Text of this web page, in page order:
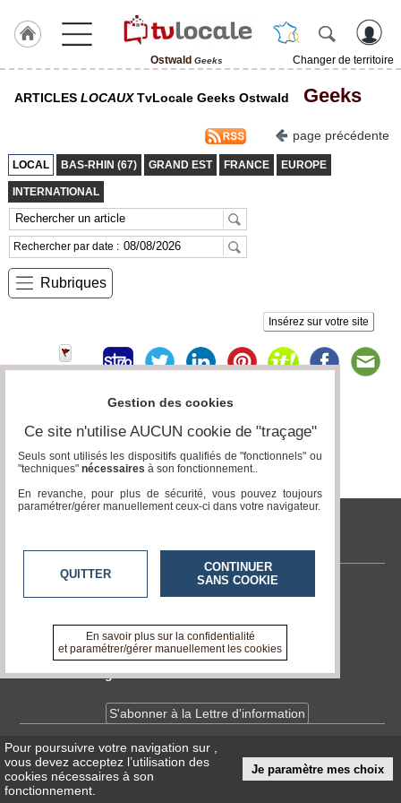
Ostwald Geeks
Changer de territoire
Ostwald
TvLocale
France
Accueil
RUBRIQUES
Gazette
Médias
du
groupe
Blogs
Prémium
ARTICLES LOCAUXTvLocale Geeks Ostwald Geeks
page précédente
LOCAL BAS-RHIN (67) GRAND EST FRANCE EUROPE
INTERNATIONAL
Rechercher par date :
Rubriques
Insérez sur votre site
tvlocale.fr
Contactez-nous
A propos de tvlocale.fr
Devenir délégué
S'abonner à la Lettre d'information
InfosCNIL/RGPD
Conditions Générales d'Utilisation
Pour poursuivre votre navigation sur
vous devez acceptez l’utilisation des
cookies nécessaires à son
fonctionnement.
Je paramètre mes choix
Gestion des cookies
Ce site n'utilise AUCUN cookie de "traçage"
Seuls sont utilisés les dispositifs qualifiés de "fonctionnels" ou
"techniques" nécessaires à son fonctionnement..
En revanche, pour plus de sécurité, vous pouvez toujours
paramétrer/gérer manuellement ceux-ci dans votre navigateur.
QUITTER
CONTINUER
SANS COOKIE
En savoir plus sur la confidentialité
et paramétrer/gérer manuellement les cookies